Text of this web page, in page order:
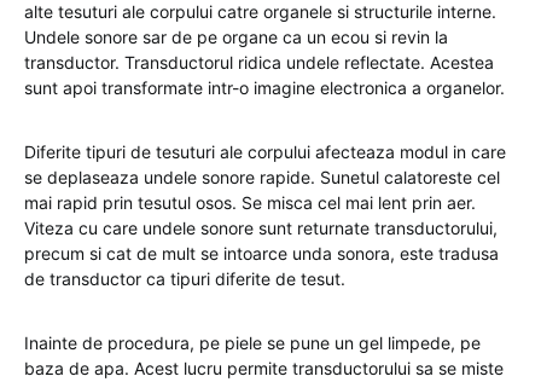
alte tesuturi ale corpului catre organele si structurile interne.
Undele sonore sar de pe organe ca un ecou si revin la
transductor. Transductorul ridica undele reflectate. Acestea
sunt apoi transformate intr-o imagine electronica a organelor.
Diferite tipuri de tesuturi ale corpului afecteaza modul in care
se deplaseaza undele sonore rapide. Sunetul calatoreste cel
mai rapid prin tesutul osos. Se misca cel mai lent prin aer.
Viteza cu care undele sonore sunt returnate transductorului,
precum si cat de mult se intoarce unda sonora, este tradusa
de transductor ca tipuri diferite de tesut.
Inainte de procedura, pe piele se pune un gel limpede, pe
baza de apa. Acest lucru permite transductorului sa se miste